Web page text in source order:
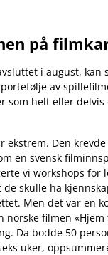
på
i august, kan
av
som helt eller
ekstrem. Den
en svensk
vi workshops for
skulle ha
Men det var en
norske filmen
Da bodde 50
uker,